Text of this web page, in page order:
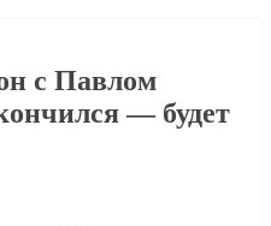
с Павлом
— будет